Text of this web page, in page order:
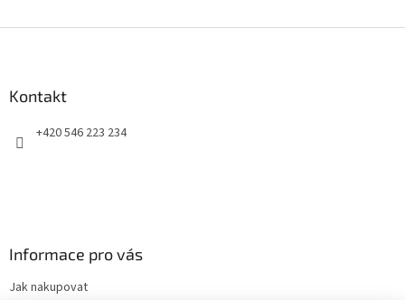
Kontakt
+420 546 223 234
Informace pro vás
Jak nakupovat